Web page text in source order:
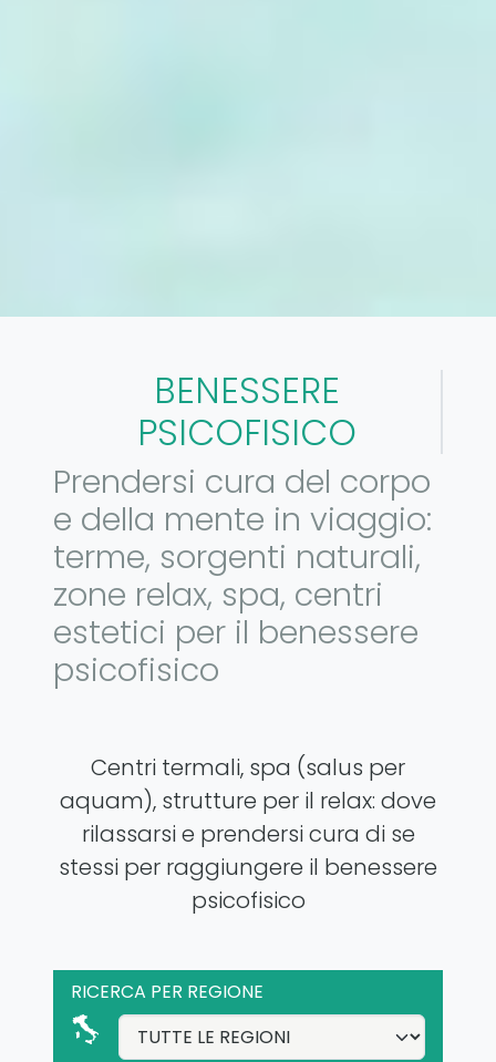
BENESSERE
PSICOFISICO
Prendersi cura del corpo
e della mente in viaggio:
terme, sorgenti naturali,
zone relax, spa, centri
estetici per il benessere
psicofisico
Centri termali, spa (salus per
aquam), strutture per il relax: dove
rilassarsi e prendersi cura di se
stessi per raggiungere il benessere
psicofisico
RICERCA PER REGIONE